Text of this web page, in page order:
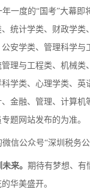
一度的“国考”大幕即
统计学类、财政学
安学类、管理科学
理与工程类、机械
学类、心理学类、
金融、管理、计算机
题网站发布的为准。
信公众号“深圳税务
未来。 期待有梦想、有
华美盛开。